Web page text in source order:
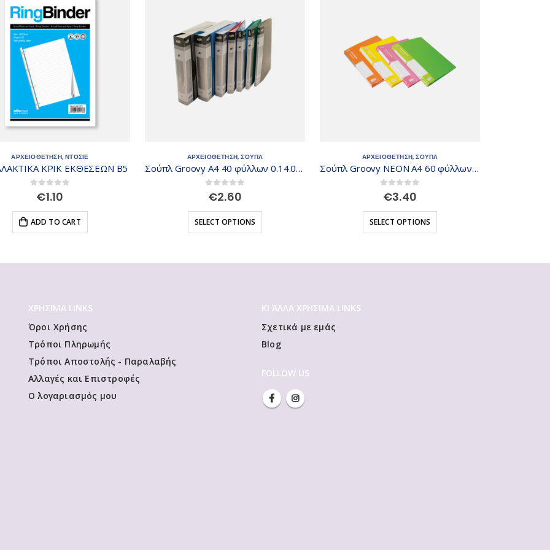
ΑΡΧΕΙΟΘΕΤΗΣΗ,ΝΤΟΣΙΕ
ΚΡΙΚ ΕΚΘΕΣΕΩΝ Β5
out of 5
€1.10
ADD TO CART
ΑΡΧΕΙΟΘΕΤΗΣΗ,ΣΟΥΠΛ
Σούπλ Groovy Α4 40 φύλλων 0.14.034
out of 5
€2.60
SELECT OPTIONS
ΑΡΧΕΙΟΘΕΤΗΣΗ,ΣΟΥΠΛ
Σούπλ Groovy ΝΕΟΝ Α4 60 φύλλων 0.14.104
out of 5
€3.40
SELECT OPTIONS
ΧΡΗΣΙΜΑ LINKS
Όροι Χρήσης
Τρόποι Πληρωμής
Τρόποι Αποστολής - Παραλαβής
Αλλαγές και Επιστροφές
Ο λογαριασμός μου
ΚΙ ΆΛΛΑ ΧΡΗΣΙΜΑ LINKS
Σχετικά με εμάς
Blog
FOLLOW US